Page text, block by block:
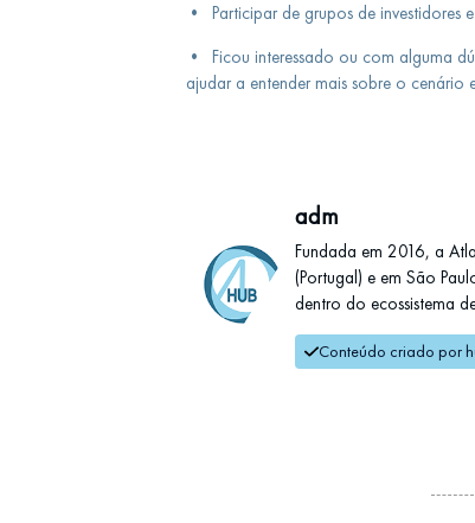
• Participar de grupos de investidores
• Ficou interessado ou com alguma
ajudar a entender mais sobre o cenário
adm
Fundada em 2016, a
(Portugal) e em São
dentro do ecossistema
Conteúdo criado por